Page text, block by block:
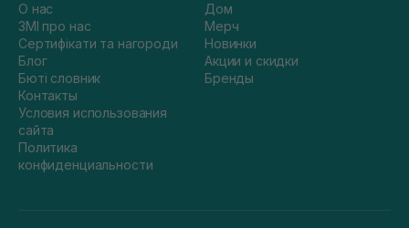
О нас
ЗМІ про нас
Сертифікати та нагороди
Блог
Бюті словник
Контакты
Условия использования
сайта
Политика
конфиденциальности
Дом
Мерч
Новинки
Акции и скидки
Бренды